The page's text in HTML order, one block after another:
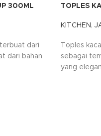
300ML
dari
dari bahan
TOPLES
KITCHEN ,
Toples
sebagai
yang